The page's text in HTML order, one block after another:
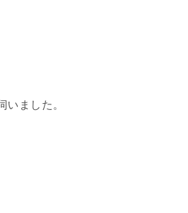
いました。